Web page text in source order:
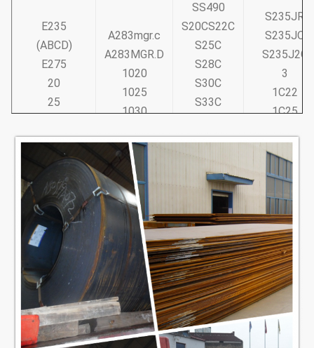
Ε235
(ABCD)
Ε275
20
25
35
40
50
55
50mn
A283mgr.c
A283MGR.D
1020
1025
1030
1040
1045
1050
1055
1053
SS490
S20CS22C
S25C
S28C
S30C
S33C
S38C
S43C
S45C
S48C
S50C
S53C
S55C
S58C
SWRH52B
S235JR
S235JO
S235J2G
3
1C22
1C25
1C35
1C40
1C45
1C50
1C55
2C50